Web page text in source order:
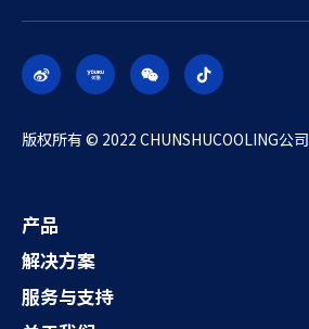
​版权所有 © 2022 CHUNSHUCOOLING公司
产品
解决方案
服务与支持